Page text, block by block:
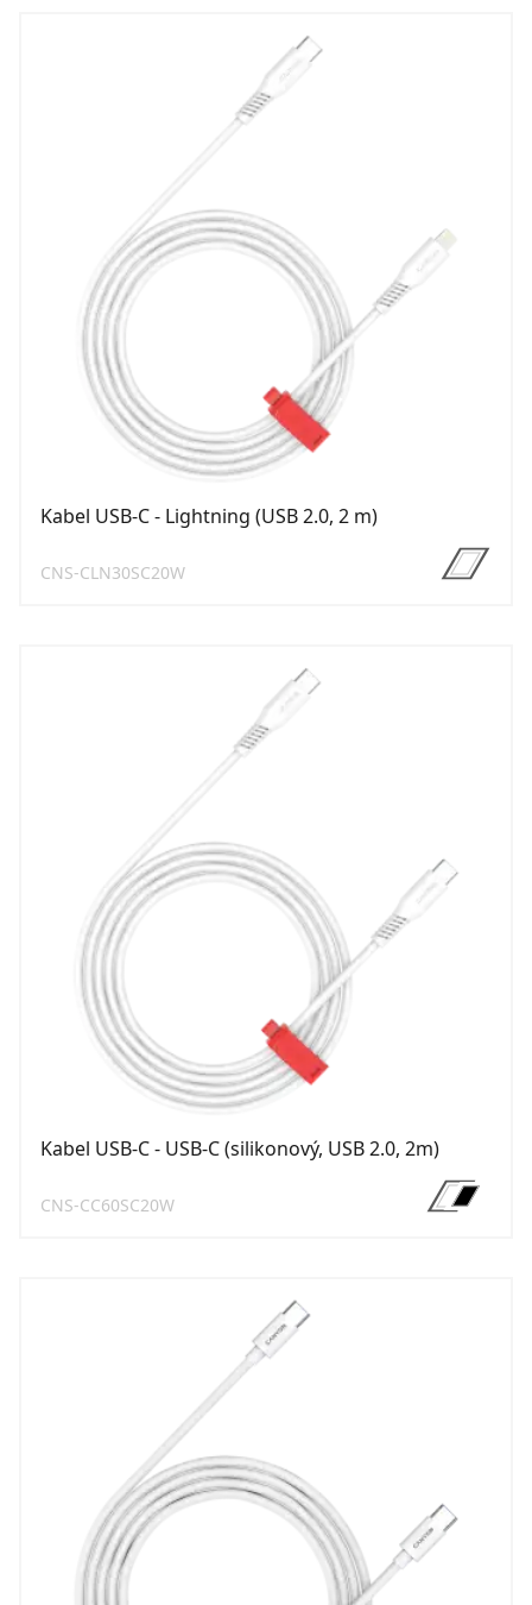
Kabel USB-C - Lightning (USB 2.0, 2 m)
CNS-CLN30SC20W
Kabel USB-C - USB-C (silikonový, USB 2.0, 2m)
CNS-CC60SC20W